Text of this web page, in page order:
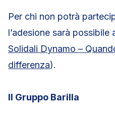
Per chi non potrà
l’adesione sarà possibile
Solidali Dynamo –
differenza).
Il Gruppo Barilla